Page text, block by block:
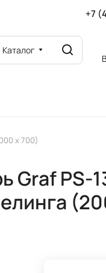
+7
Каталог
х 700)
Graf PS-